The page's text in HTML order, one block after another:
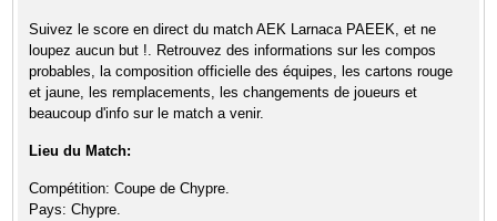
Suivez le score en direct du match AEK Larnaca PAEEK, et ne
loupez aucun but !. Retrouvez des informations sur les compos
probables, la composition officielle des équipes, les cartons rouge
et jaune, les remplacements, les changements de joueurs et
beaucoup d'info sur le match a venir.
Lieu du Match:
Compétition: Coupe de Chypre.
Pays: Chypre.